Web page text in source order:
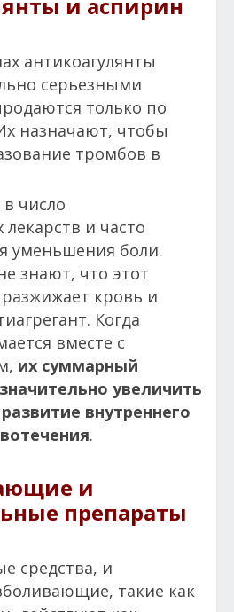
антикоагулянты
серьезными
только по
назначают, чтобы
тромбов в
число
и часто
уменьшения боли.
знают, что этот
кровь и
Когда
вместе с
их суммарный
увеличить
внутреннего
.
и
препараты
средства, и
такие как